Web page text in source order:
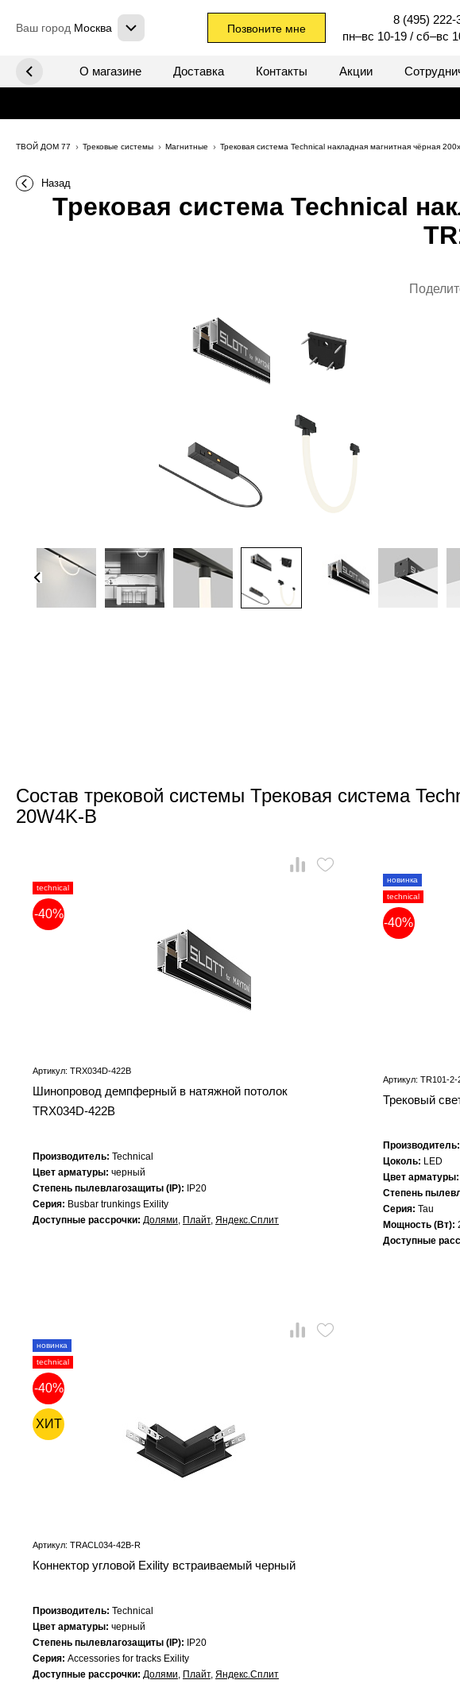
Ваш город Москва Позвоните мне
8 (495) 222-
пн–вс 10-19 / сб–вс
систем О магазине Доставка Контакты Акции
ТВОЙ ДОМ 77 Трековые системы Магнитные Трековая система Technical накладная магнитная чёрная
Назад
Трековая система Technical
Состав трековой системы Трековая система
20W4K-B
technical
-40%
Артикул: TRX034D-422B
Шинопровод демпферный в натяжной потолок
TRX034D-422B
Производитель: Technical
Цвет арматуры: черный
Степень пылевлагозащиты (IP):
IP20
Серия: Busbar trunkings Exility
Доступные рассрочки: Долями, Плайт, Яндекс.Сплит
новинка
technical
-40%
Артикул: TR101-2-
Трековый
Производитель:
Цоколь: LED
Цвет арматуры:
Степень
Серия: Tau
Мощность (Вт):
Доступные
новинка
technical
-40%
ХИТ
Артикул: TRACL034-42B-R
Коннектор угловой Exility встраиваемый черный
Производитель: Technical
Цвет арматуры: черный
Степень пылевлагозащиты (IP):
IP20
Серия: Accessories for tracks Exility
Доступные рассрочки: Долями, Плайт, Яндекс.Сплит